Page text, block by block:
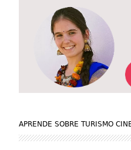
APRENDE SOBRE TURISMO